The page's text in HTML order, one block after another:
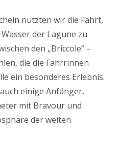
nutzten wir die Fahrt,
der Lagune zu
den „Briccole“ –
die die Fahrrinnen
ein besonderes Erlebnis.
einige Anfänger,
mit Bravour und
der weiten